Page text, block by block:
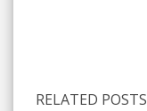
RELATED POSTS